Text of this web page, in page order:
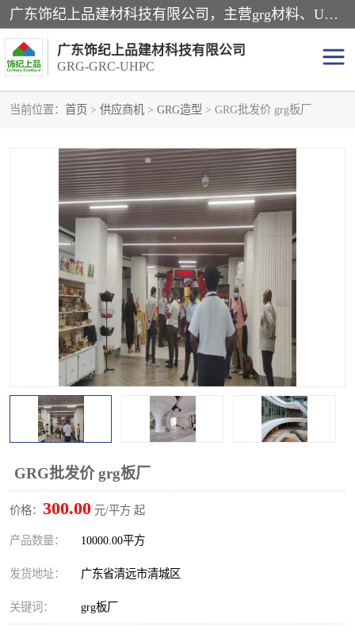
广东饰纪上品建材科技有限公司，主营grg材料、UHPC板、grc构件、uhpc幕墙板、grg厂家、grc厂家、uhpc厂家、GRG吊顶、grg石膏板、grg构件、外墙grc线条、grg造型、grg材料定制，uhpc高性能混凝土，uhpc构件，uhpc镂空挂板，grg材料生产厂家，广东grg厂家，广东grc厂家，联系方式*，2万平厂房，如果您对我公司的产品服务感兴趣，请联系我们。
广东饰纪上品建材科技有限公司
GRG-GRC-UHPC
当前位置： 首页 > 供应商机 > GRG造型 > GRG批发价 grg板厂
GRG批发价 grg板厂
价格： 300.00 元/平方 起
产品数量： 10000.00平方
发货地址： 广东省清远市清城区
关键词： grg板厂
UHPC构件 发泡陶瓷装饰构件
GRG造型 GRC厂家
GRG吊顶 GRG材料生产厂家
UHPC幕墙板 GRC树池坐凳
UHPC树池坐凳